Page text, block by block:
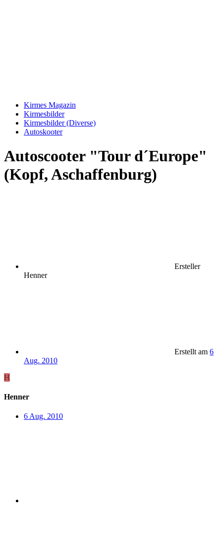
Kirmes Magazin
Kirmesbilder
Kirmesbilder (Diverse)
Autoskooter
Autoscooter "Tour d´Europe"
(Kopf, Aschaffenburg)
Ersteller
Henner
Erstellt am 6
Aug. 2010
H
Henner
6 Aug. 2010